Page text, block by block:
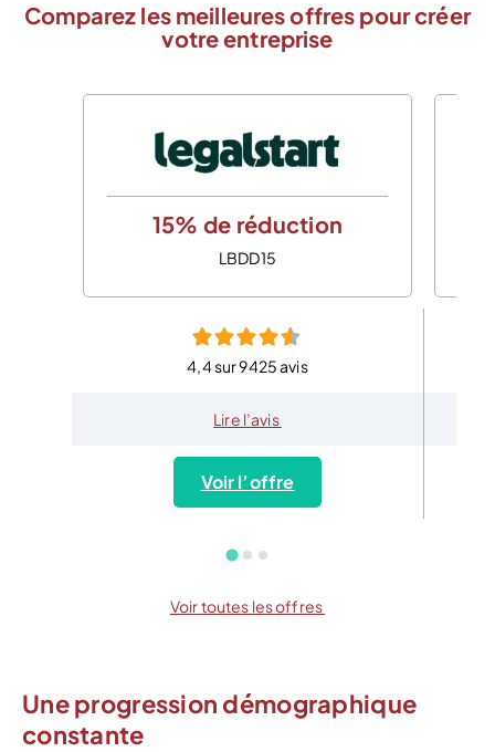
Comparez les meilleures offres pour créer
votre entreprise
15% de réduction
LBDD15
4,4 sur 9425 avis
Lire l’avis
Voir l’offre
Voir toutes les offres
Une progression démographique
constante